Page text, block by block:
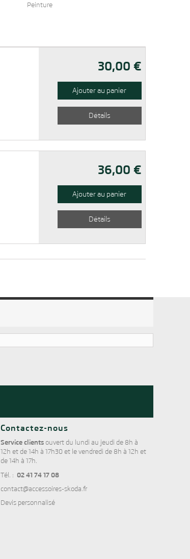
Peinture
30,00 €
Ajouter au panier
Détails
36,00 €
Ajouter au panier
Détails
Contactez-nous
Service clients ouvert du lundi au jeudi de 8h à
12h et de 14h à 17h30 et le vendredi de 8h à 12h et
de 14h à 17h.
Tél. : 02 41 74 17 08
contact@accessoires-skoda.fr
Devis personnalisé